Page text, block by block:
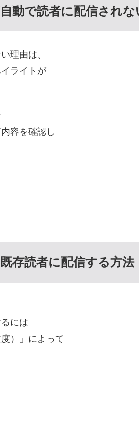
動で読者に配信されな
理由は、
ライトが
容を確認し
存読者に配信する方法
には
）」によって